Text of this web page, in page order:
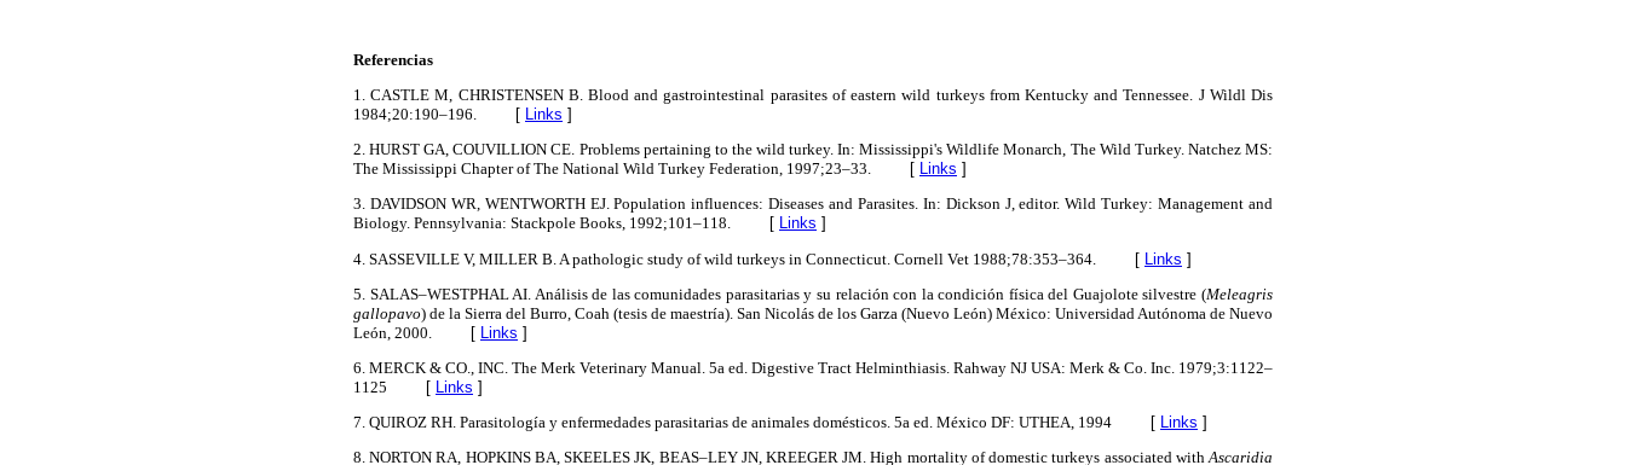
Referencias
1. CASTLE M, CHRISTENSEN B. Blood and gastrointestinal parasites of eastern wild turkeys from Kentucky and Tennessee. J Wildl Dis
1984;20:190–196.
[ Links ]
2. HURST GA, COUVILLION CE. Problems pertaining to the wild turkey. In: Mississippi's Wildlife Monarch, The Wild Turkey. Natchez MS:
The Mississippi Chapter of The National Wild Turkey Federation, 1997;23–33. [ Links ]
3. DAVIDSON WR, WENTWORTH EJ. Population influences: Diseases and Parasites. In: Dickson J, editor. Wild Turkey: Management and
Biology. Pennsylvania: Stackpole Books, 1992;101–118. [ Links ]
4. SASSEVILLE V, MILLER B. A pathologic study of wild turkeys in Connecticut. Cornell Vet 1988;78:353–364.
[ Links ]
5. SALAS–WESTPHAL AI. Análisis de las comunidades parasitarias y su relación con la condición física del Guajolote silvestre (Meleagris
gallopavo) de la Sierra del Burro, Coah (tesis de maestría). San Nicolás de los Garza (Nuevo León) México: Universidad Autónoma de Nuevo
León, 2000.
[ Links ]
6. MERCK & CO., INC. The Merk Veterinary Manual. 5a ed. Digestive Tract Helminthiasis. Rahway NJ USA: Merk & Co. Inc. 1979;3:1122–
1125 [ Links ]
7. QUIROZ RH. Parasitología y enfermedades parasitarias de animales domésticos. 5a ed. México DF: UTHEA, 1994 [ Links ]
8. NORTON RA, HOPKINS BA, SKEELES JK, BEAS–LEY JN, KREEGER JM. High mortality of domestic turkeys associated withAscaridia